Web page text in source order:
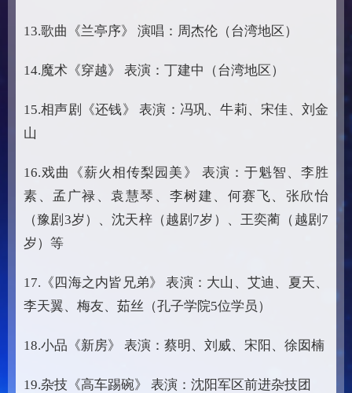
13.歌曲《兰亭序》 演唱：周杰伦（台湾地区）
14.魔术《穿越》 表演：丁建中（台湾地区）
15.相声剧《还钱》 表演：冯巩、牛莉、宋佳、刘金
山
16.戏曲《薪火相传梨园美》 表演：于魁智、李胜
素、孟广禄、袁慧琴、李树建、何赛飞、张欣怡
（豫剧3岁）、沈天梓（越剧7岁）、王奕蔺（越剧7
岁）等
17.《四海之内皆兄弟》 表演：大山、艾迪、夏天、
李天翼、梅友、茹丝（孔子学院5位学员）
18.小品《新房》 表演：蔡明、刘威、宋阳、徐囡楠
19.杂技《高车踢碗》 表演：沈阳军区前进杂技团